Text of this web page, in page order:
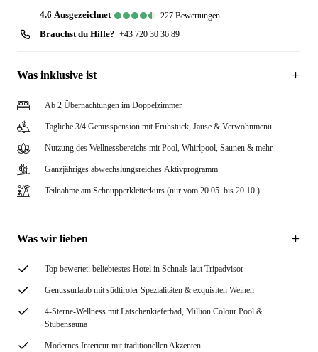
4.6 ausgezeichnet 227 Bewertungen
Brauchst du Hilfe? +43 720 30 36 89
Was inklusive ist
Ab 2 Übernachtungen im Doppelzimmer
Tägliche 3/4 Genusspension mit Frühstück, Jause & Verwöhnmenü
Nutzung des Wellnessbereichs mit Pool, Whirlpool, Saunen & mehr
Ganzjähriges abwechslungsreiches Aktivprogramm
Teilnahme am Schnupperkletterkurs (nur vom 20.05. bis 20.10.)
Was wir lieben
Top bewertet: beliebtestes Hotel in Schnals laut Tripadvisor
Genussurlaub mit südtiroler Spezialitäten & exquisiten Weinen
4-Sterne-Wellness mit Latschenkieferbad, Million Colour Pool &
Stubensauna
Modernes Interieur mit traditionellen Akzenten